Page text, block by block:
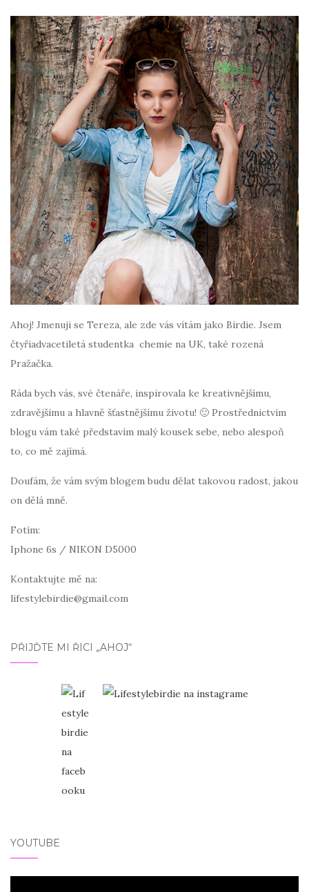
Ahoj! Jmenuji se Tereza, ale zde vás vítám jako Birdie. Jsem
čtyřiadvacetiletá studentka chemie na UK, také rozená
Pražačka.
Ráda bych vás, své čtenáře, inspirovala ke kreativnějšímu,
zdravějšímu a hlavně šťastnějšímu životu! 🙂 Prostřednictvím
blogu vám také představím malý kousek sebe, nebo alespoň
to, co mě zajímá.
Doufám, že vám svým blogem budu dělat takovou radost, jakou
on dělá mně.
Fotím:
Iphone 6s / NIKON D5000
Kontaktujte mě na:
lifestylebirdie@gmail.com
PŘIJĎTE MI ŘÍCI „AHOJ“
YOUTUBE